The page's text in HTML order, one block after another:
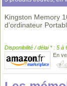
Kingston Memory
d’ordinateur
Disponibilité / délai * : 5 à
En